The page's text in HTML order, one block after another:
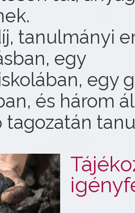
tanulmányi
egy
egy
és három
tagozatán